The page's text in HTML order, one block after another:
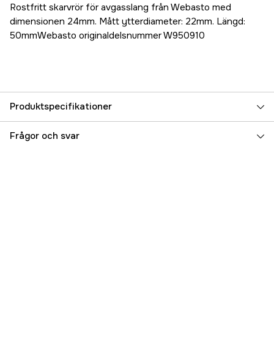
Rostfritt skarvrör för avgasslang från Webasto med
dimensionen 24mm. Mått ytterdiameter: 22mm. Längd:
50mmWebasto originaldelsnummer W950910
Produktspecifikationer
Referensnummer 5000023676
Frågor och svar